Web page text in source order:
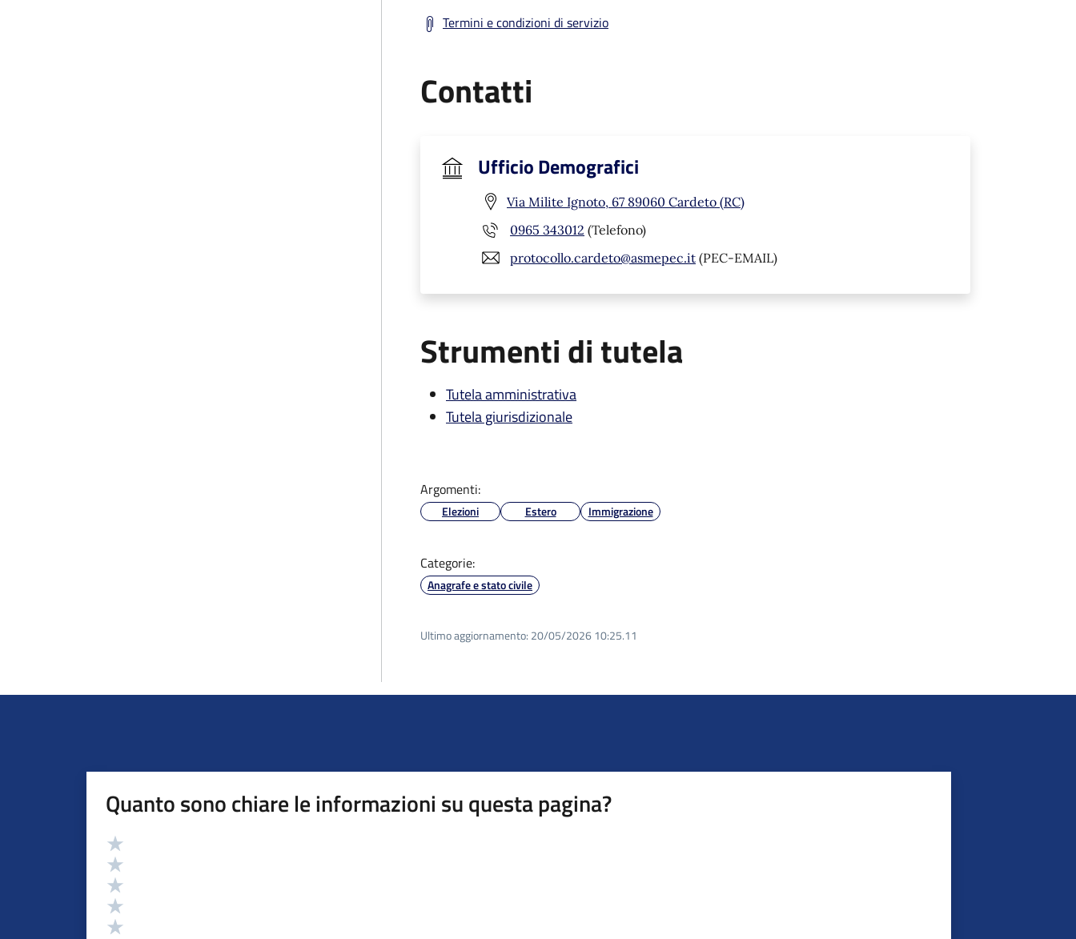
Termini e condizioni di servizio
Contatti
Ufficio Demografici
Via Milite Ignoto, 67 89060 Cardeto (RC)
0965 343012 (Telefono)
protocollo.cardeto@asmepec.it (PEC-EMAIL)
Strumenti di tutela
Tutela amministrativa
Tutela giurisdizionale
Argomenti:
Elezioni Estero Immigrazione
Categorie:
Anagrafe e stato civile
Ultimo aggiornamento: 20/05/2026 10:25.11
Quanto sono chiare le informazioni su questa pagina?
Valutazione